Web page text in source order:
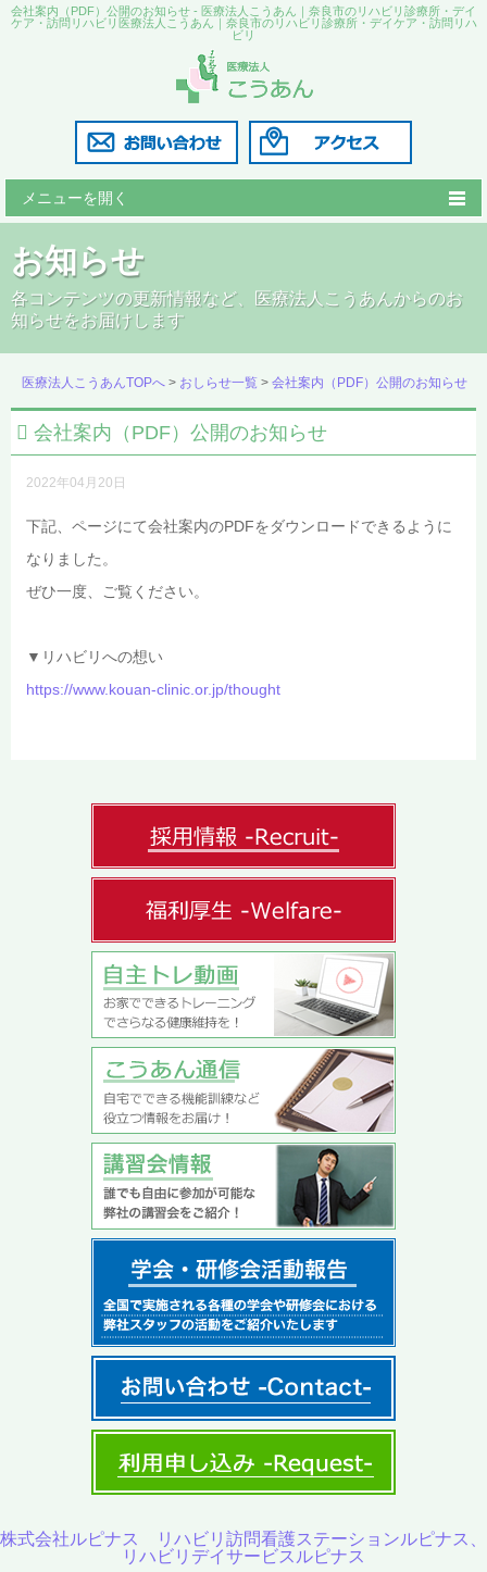
会社案内（PDF）公開のお知らせ - 医療法人こうあん｜奈良市のリハビリ診療所・デイ
ケア・訪問リハビリ医療法人こうあん｜奈良市のリハビリ診療所・デイケア・訪問リハ
ビリ
メニューを開く
こうあん診療所
リハビリこうあん
訪問リハビリ
医師の紹介
採用情報
お知らせ
各コンテンツの更新情報など、医療法人こうあんからのお
知らせをお届けします
医療法人こうあんTOPへ > おしらせ一覧 > 会社案内（PDF）公開のお知らせ
会社案内（PDF）公開のお知らせ
2022年04月20日
下記、ページにて会社案内のPDFをダウンロードできるように
なりました。
ぜひ一度、ご覧ください。
▼リハビリへの想い
https://www.kouan-clinic.or.jp/thought
株式会社ルピナス リハビリ訪問看護ステーションルピナス、
リハビリデイサービスルピナス